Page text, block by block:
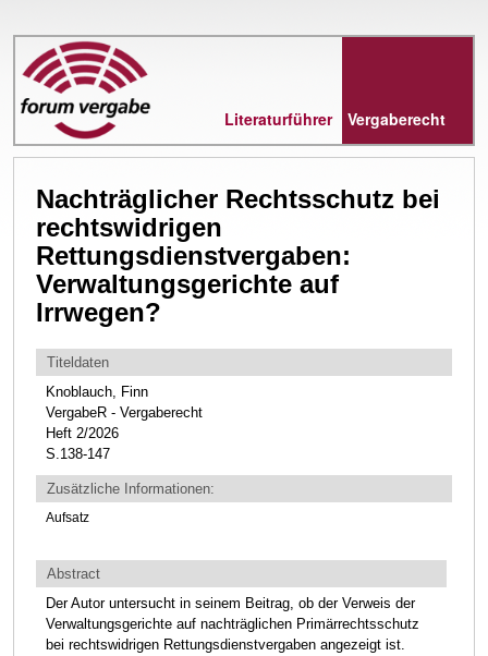
Literaturführer Vergaberecht
Nachträglicher Rechtsschutz bei
rechtswidrigen
Rettungsdienstvergaben:
Verwaltungsgerichte auf
Irrwegen?
Titeldaten
Knoblauch, Finn
VergabeR - Vergaberecht
Heft 2/2026
S.138-147
Zusätzliche Informationen:
Aufsatz
Abstract
Der Autor untersucht in seinem Beitrag, ob der Verweis der
Verwaltungsgerichte auf nachträglichen Primärrechtsschutz
bei rechtswidrigen Rettungsdienstvergaben angezeigt ist.